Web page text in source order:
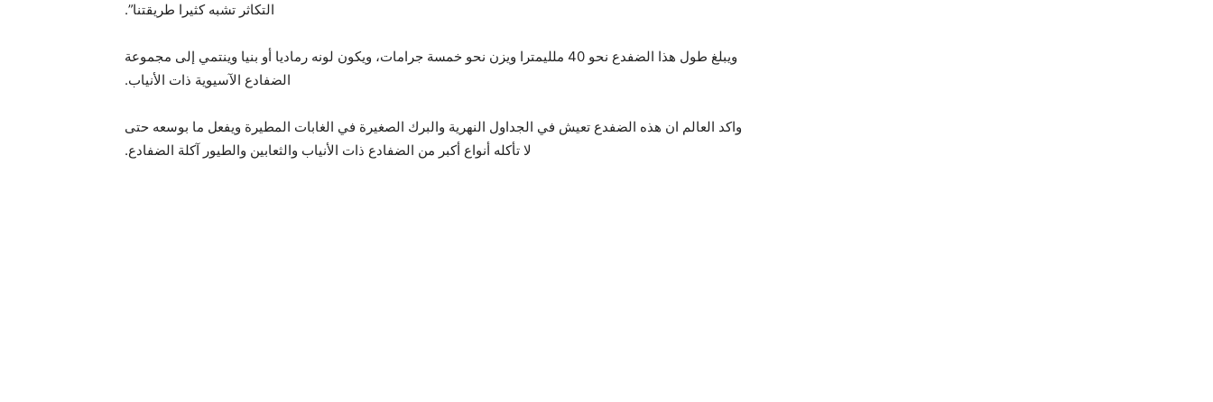
التكاثر تشبه كثيرا طريقتنا”.
ويبلغ طول هذا الضفدع نحو 40 ملليمترا ويزن نحو خمسة جرامات، ويكون لونه رماديا أو بنيا وينتمي إلى مجموعة
الضفادع الآسيوية ذات الأنياب.
واكد العالم ان هذه الضفدع تعيش في الجداول النهرية والبرك الصغيرة في الغابات المطيرة ويفعل ما بوسعه حتى
لا تأكله أنواع أكبر من الضفادع ذات الأنياب والثعابين والطيور آكلة الضفادع.